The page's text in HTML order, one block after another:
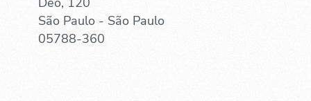
São Paulo - São Paulo
05788-360